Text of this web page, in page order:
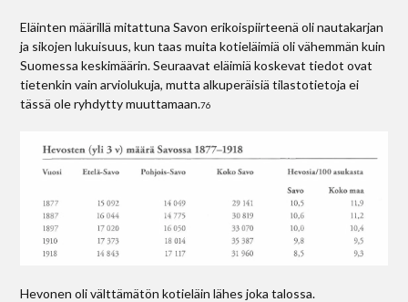
Eläinten määrillä mitattuna Savon erikoispiirteenä oli nautakarjan
ja sikojen lukuisuus, kun taas muita kotieläimiä oli vähemmän kuin
Suomessa keskimäärin. Seuraavat eläimiä koskevat tiedot ovat
tietenkin vain arviolukuja, mutta alkuperäisiä tilastotietoja ei
tässä ole ryhdytty muuttamaan.76
Hevonen oli välttämätön kotieläin lähes joka talossa.